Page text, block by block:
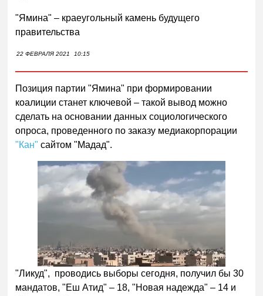
"Ямина" – краеугольный камень будущего
правительства
22 ФЕВРАЛЯ 2021 10:15
Позиция партии "Ямина" при формировании
коалиции станет ключевой – такой вывод можно
сделать на основании данных социологического
опроса, проведенного по заказу медиакорпорации
"Кан" сайтом "Мадад".
"Ликуд", проводись выборы сегодня, получил бы 30
мандатов, "Еш Атид" – 18, "Новая надежда" – 14 и